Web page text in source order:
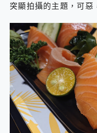
突顯拍攝的主題，可惡